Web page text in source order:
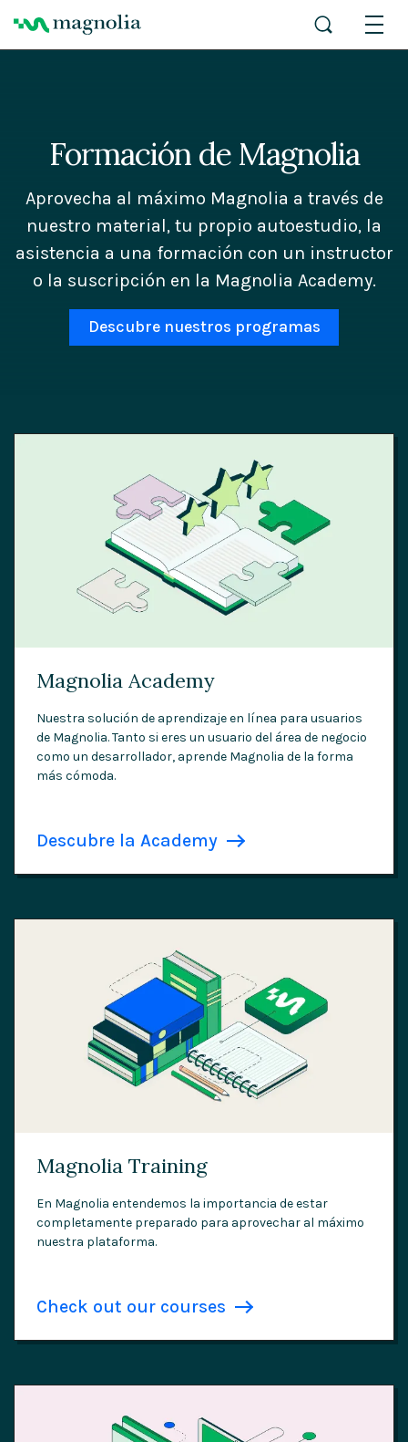
Formación de Magnolia
Aprovecha al máximo Magnolia a través de
nuestro material, tu propio autoestudio, la
asistencia a una formación con un instructor
o la suscripción en la Magnolia Academy.
Descubre nuestros programas
Magnolia Academy
Nuestra solución de aprendizaje en línea para usuarios
de Magnolia. Tanto si eres un usuario del área de negocio
como un desarrollador, aprende Magnolia de la forma
más cómoda.
Descubre la Academy
Magnolia Training
En Magnolia entendemos la importancia de estar
completamente preparado para aprovechar al máximo
nuestra plataforma.
Check out our courses